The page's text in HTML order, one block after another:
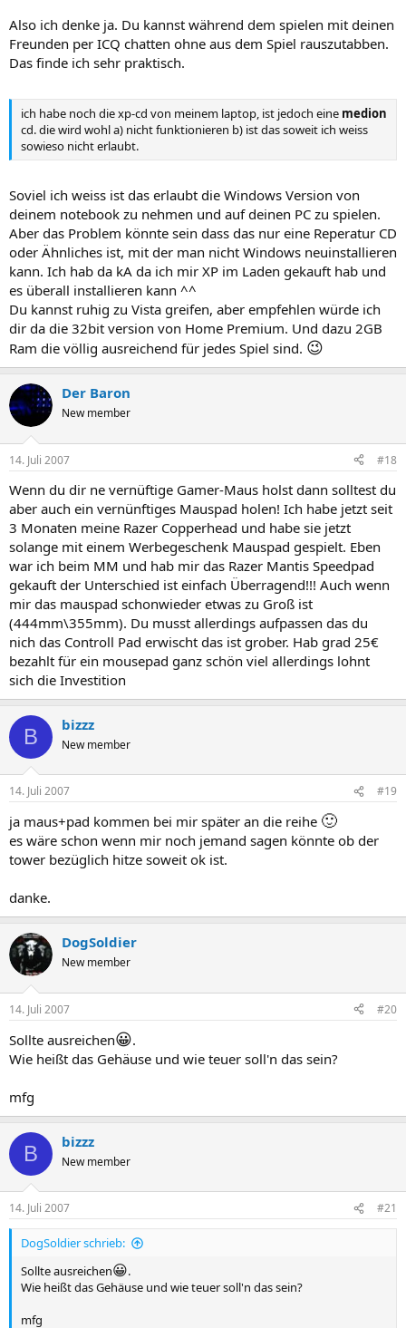
Also ich denke ja. Du kannst während dem spielen mit deinen
Freunden per ICQ chatten ohne aus dem Spiel rauszutabben.
Das finde ich sehr praktisch.
ich habe noch die xp-cd von meinem laptop, ist jedoch eine medion
cd. die wird wohl a) nicht funktionieren b) ist das soweit ich weiss
sowieso nicht erlaubt.
Soviel ich weiss ist das erlaubt die Windows Version von
deinem notebook zu nehmen und auf deinen PC zu spielen.
Aber das Problem könnte sein dass das nur eine Reperatur CD
oder Ähnliches ist, mit der man nicht Windows neuinstallieren
kann. Ich hab da kA da ich mir XP im Laden gekauft hab und
es überall installieren kann ^^
Du kannst ruhig zu Vista greifen, aber empfehlen würde ich
dir da die 32bit version von Home Premium. Und dazu 2GB
Ram die völlig ausreichend für jedes Spiel sind. 😉
Der Baron
New member
14. Juli 2007 #18
Wenn du dir ne vernüftige Gamer-Maus holst dann solltest du
aber auch ein vernünftiges Mauspad holen! Ich habe jetzt seit
3 Monaten meine Razer Copperhead und habe sie jetzt
solange mit einem Werbegeschenk Mauspad gespielt. Eben
war ich beim MM und hab mir das Razer Mantis Speedpad
gekauft der Unterschied ist einfach Überragend!!! Auch wenn
mir das mauspad schonwieder etwas zu Groß ist
(444mm\355mm). Du musst allerdings aufpassen das du
nich das Controll Pad erwischt das ist grober. Hab grad 25€
bezahlt für ein mousepad ganz schön viel allerdings lohnt
sich die Investition
B bizzz
New member
14. Juli 2007 #19
ja maus+pad kommen bei mir später an die reihe 🙂
es wäre schon wenn mir noch jemand sagen könnte ob der
tower bezüglich hitze soweit ok ist.
danke.
DogSoldier
New member
14. Juli 2007 #20
Sollte ausreichen😀.
Wie heißt das Gehäuse und wie teuer soll'n das sein?
mfg
B bizzz
New member
14. Juli 2007 #21
DogSoldier schrieb:
Sollte ausreichen😀.
Wie heißt das Gehäuse und wie teuer soll'n das sein?
mfg